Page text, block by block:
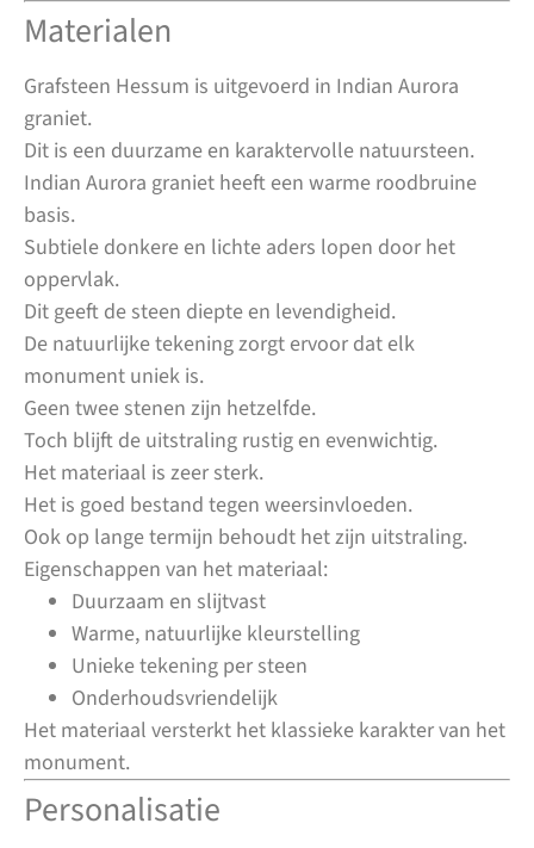
Materialen
Grafsteen Hessum is uitgevoerd in Indian Aurora
graniet.
Dit is een duurzame en karaktervolle natuursteen.
Indian Aurora graniet heeft een warme roodbruine
basis.
Subtiele donkere en lichte aders lopen door het
oppervlak.
Dit geeft de steen diepte en levendigheid.
De natuurlijke tekening zorgt ervoor dat elk
monument uniek is.
Geen twee stenen zijn hetzelfde.
Toch blijft de uitstraling rustig en evenwichtig.
Het materiaal is zeer sterk.
Het is goed bestand tegen weersinvloeden.
Ook op lange termijn behoudt het zijn uitstraling.
Eigenschappen van het materiaal:
Duurzaam en slijtvast
Warme, natuurlijke kleurstelling
Unieke tekening per steen
Onderhoudsvriendelijk
Het materiaal versterkt het klassieke karakter van het
monument.
Personalisatie